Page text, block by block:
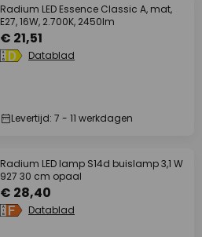
Radium LED Essence Classic A, mat,
E27, 16W, 2.700K, 2450lm
€ 21,51
Datablad
Levertijd: 7 - 11 werkdagen
Radium LED lamp S14d buislamp 3,1 W
927 30 cm opaal
€ 28,40
Datablad